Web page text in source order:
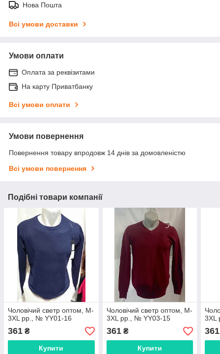
Нова Пошта
Всі умови доставки
Умови оплати
Оплата за реквізитами
На карту Приватбанку
Всі умови оплати
Умови повернення
Повернення товару впродовж 14 днів за домовленістю
Всі умови повернення
Подібні товари компанії
Чоловічий светр оптом, M-
3XL рр., № YY01-16
361 ₴
Купити
Чоловічий светр оптом, M-
3XL рр., № YY03-15
361₴
Купити
3XL
361